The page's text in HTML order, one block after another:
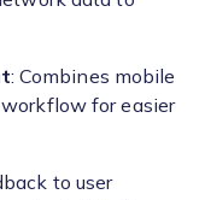
: Combines mobile
for easier
to user